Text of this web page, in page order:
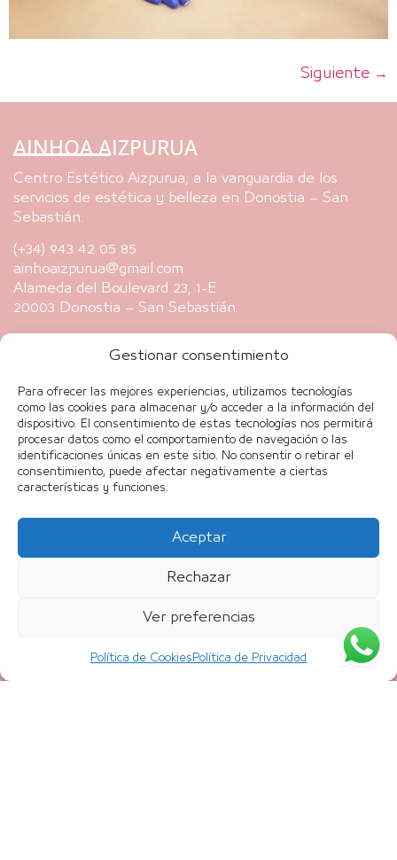
Gestionar consentimiento
Para ofrecer las mejores experiencias, utilizamos tecnologías
como las cookies para almacenar y/o acceder a la información del
dispositivo. El consentimiento de estas tecnologías nos permitirá
procesar datos como el comportamiento de navegación o las
identificaciones únicas en este sitio. No consentir o retirar el
consentimiento, puede afectar negativamente a ciertas
características y funciones.
Aceptar
Rechazar
Ver preferencias
Política de Cookies Política de Privacidad
Siguiente →
AINHOA AIZPURUA
Centro Estético Aizpurua, a la vanguardia de los
servicios de estética y belleza en Donostia – San
Sebastián.
(+34) 943 42 05 85
ainhoaizpurua@gmail.com
Alameda del Boulevard 23, 1-E
20003 Donostia – San Sebastián.
NUESTRAS MARCAS
DERMODER
THUYA
MCCM Medical Cosmetics
ACCURETT
AROSHA
INFORMACIÓN LEGAL
Aviso Legal
REGALA BELLEZA Y SALUD
Regala belleza, regala salud con nuestros VALES